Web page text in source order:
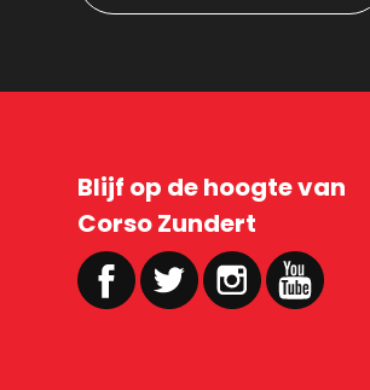
Blijf op de hoogte van
Corso Zundert